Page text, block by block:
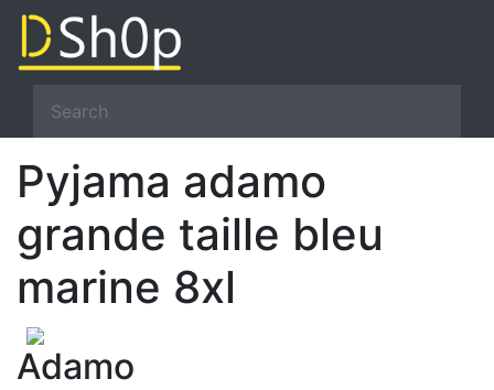
Pyjama adamo
grande taille bleu
marine 8xl
Adamo